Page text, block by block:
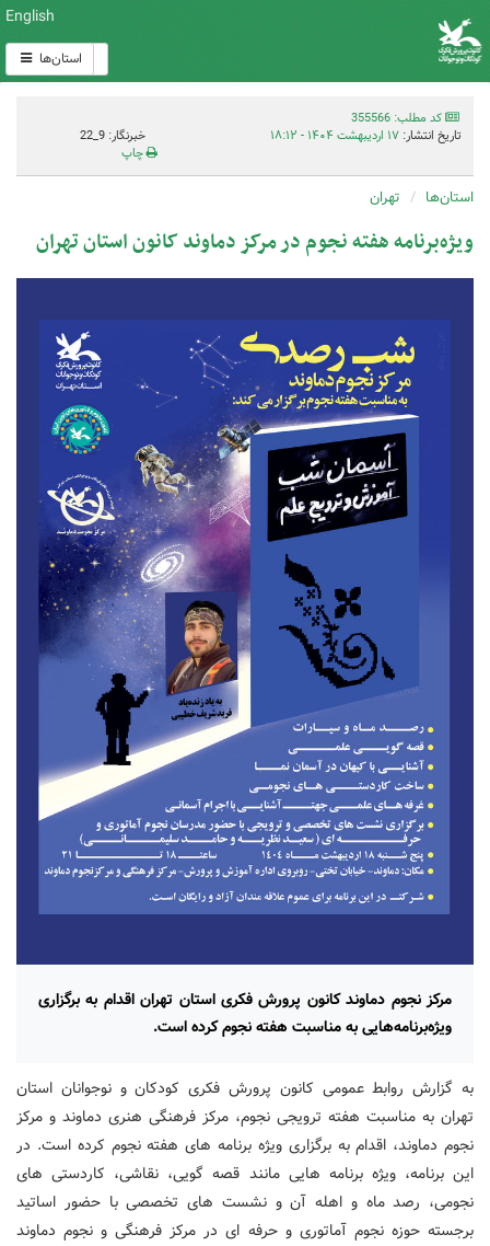
English
استان‌ها
کد مطلب: 355566
تاریخ انتشار: ۱۷ اردیبهشت ۱۴۰۴ - ۱۸:۱۲
خبرنگار: 9_22
چاپ
استان‌ها تهران
ویژه‌برنامه هفته نجوم در مرکز دماوند کانون استان تهران
مرکز نجوم دماوند کانون پرورش فکری استان تهران اقدام به برگزاری
ویژه‌برنامه‌هایی به مناسبت هفته نجوم کرده است.
به گزارش روابط عمومی کانون پرورش فکری کودکان و نوجوانان استان
تهران به مناسبت هفته ترویجی نجوم، مرکز فرهنگی هنری دماوند و مرکز
نجوم دماوند، اقدام به برگزاری ویژه برنامه های هفته نجوم کرده است. در
این برنامه، ویژه برنامه هایی مانند قصه گویی، نقاشی، کاردستی های
نجومی، رصد ماه و اهله آن و نشست های تخصصی با حضور اساتید
برجسته حوزه نجوم آماتوری و حرفه ای در مرکز فرهنگی و نجوم دماوند